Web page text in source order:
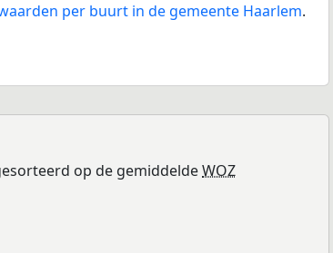
per buurt in de gemeente Haarlem.
op de gemiddeldeWOZ